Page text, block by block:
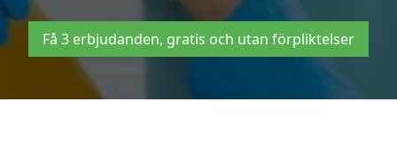
Få 3 erbjudanden, gratis och utan förpliktelser